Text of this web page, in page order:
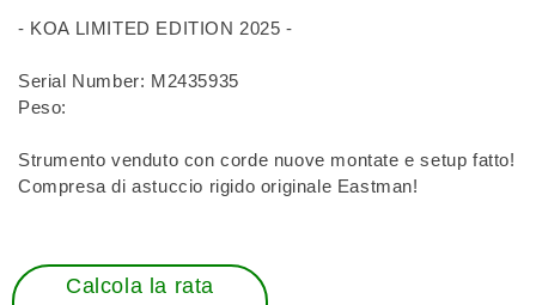
- KOA LIMITED EDITION 2025 -
Serial Number: M2435935
Peso:
Strumento venduto con corde nuove montate e setup fatto!
Compresa di astuccio rigido originale Eastman!
Calcola la rata